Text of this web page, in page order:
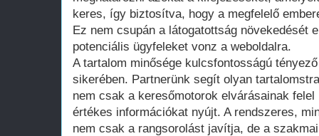
keres, így biztosítva, hogy a megfelelő
Ez nem csupán a látogatottság növekedését
potenciális ügyfeleket vonz a weboldalra.
A tartalom minősége kulcsfontosságú
sikerében. Partnerünk segít olyan
nem csak a keresőmotorok elvárásainak
értékes információkat nyújt. A rendszeres,
nem csak a rangsorolást javítja, de a